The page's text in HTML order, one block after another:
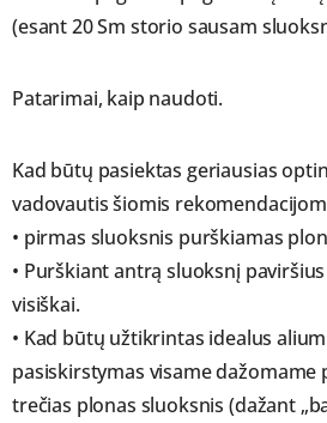
(esant 20 Sm storio sausam
Patarimai, kaip naudoti.
Kad būtų pasiektas geriausias
vadovautis šiomis
• pirmas sluoksnis purškiamas
• Purškiant antrą sluoksnį
visiškai.
• Kad būtų užtikrintas idealus
pasiskirstymas visame dažomame
trečias plonas sluoksnis (dažant